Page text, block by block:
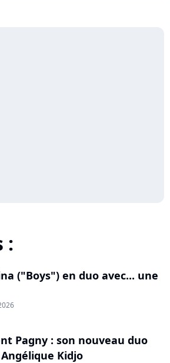
:
("Boys") en duo avec... une
Pagny : son nouveau duo
Kidjo